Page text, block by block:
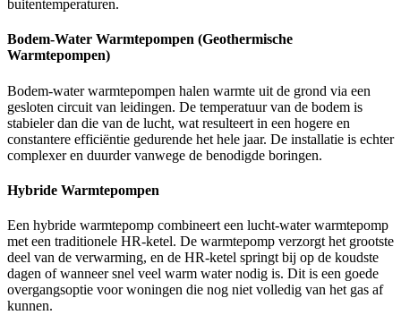
buitentemperaturen.
Bodem-Water Warmtepompen (Geothermische
Warmtepompen)
Bodem-water warmtepompen halen warmte uit de grond via een
gesloten circuit van leidingen. De temperatuur van de bodem is
stabieler dan die van de lucht, wat resulteert in een hogere en
constantere efficiëntie gedurende het hele jaar. De installatie is echter
complexer en duurder vanwege de benodigde boringen.
Hybride Warmtepompen
Een hybride warmtepomp combineert een lucht-water warmtepomp
met een traditionele HR-ketel. De warmtepomp verzorgt het grootste
deel van de verwarming, en de HR-ketel springt bij op de koudste
dagen of wanneer snel veel warm water nodig is. Dit is een goede
overgangsoptie voor woningen die nog niet volledig van het gas af
kunnen.